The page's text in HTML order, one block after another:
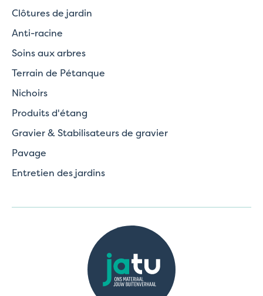
Clôtures de jardin
Anti-racine
Soins aux arbres
Terrain de Pétanque
Nichoirs
Produits d'étang
Gravier & Stabilisateurs de gravier
Pavage
Entretien des jardins